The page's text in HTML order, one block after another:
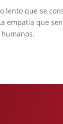
lento que se
empatía que